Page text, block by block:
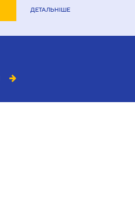
ДЕТАЛЬНІШЕ